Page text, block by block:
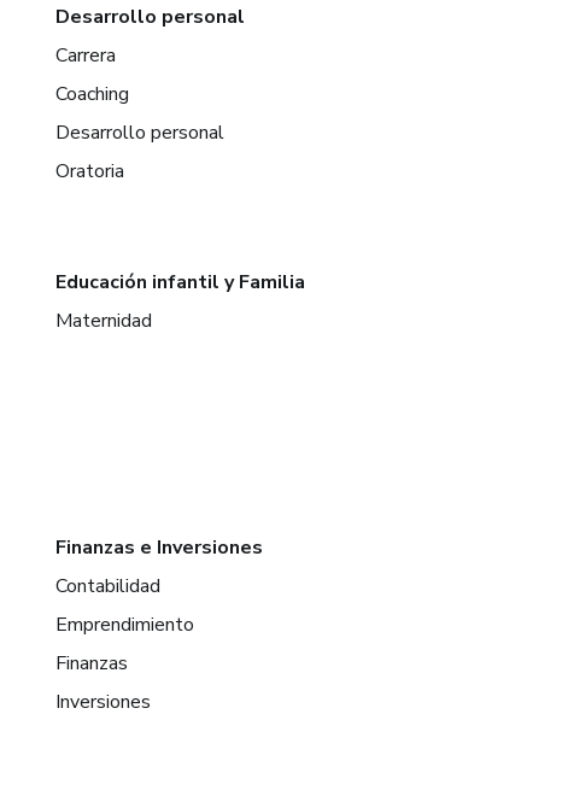
Desarrollo personal
Carrera
Coaching
Desarrollo personal
Oratoria
Educación infantil y Familia
Maternidad
Finanzas e Inversiones
Contabilidad
Emprendimiento
Finanzas
Inversiones